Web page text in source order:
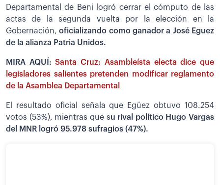
Departamental de Beni logró cerrar el cómputo de las
actas de la segunda vuelta por la elección en la
Gobernación,oficializando como ganador a José Eguez
de la alianza Patria Unidos.
MIRA AQUÍ:Santa Cruz: Asambleísta electa dice que
legisladores salientes pretenden modificar reglamento
de la Asamblea Departamental
El resultado oficial señala que Egüez obtuvo 108.254
votos (53%), mientras que su rival político Hugo Vargas
del MNR logró 95.978 sufragios (47%).